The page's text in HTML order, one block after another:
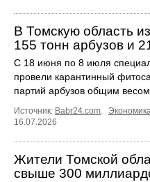
В Томскую область
155 тонн арбузов и
С 18 июня по 8 июля
провели карантинный
партий арбузов общим весом
Источник: Babr24.com.
16.07.2026
Жители Томской
свыше 300